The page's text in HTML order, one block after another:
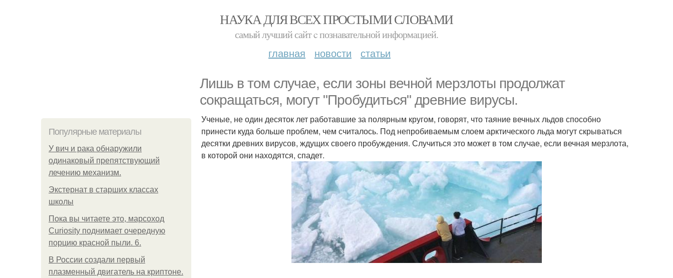
НАУКА ДЛЯ ВСЕХ ПРОСТЫМИ СЛОВАМИ
самый лучший сайт c познавательной информацией.
главная новости статьи
Лишь в том случае, если зоны вечной мерзлоты продолжат
сокращаться, могут "Пробудиться" древние вирусы.
Популярные материалы
У вич и рака обнаружили
одинаковый препятствующий
лечению механизм.
Экстернат в старших классах
школы
Пока вы читаете это, марсоход
Curiosity поднимает очередную
порцию красной пыли. 6.
В России создали первый
плазменный двигатель на криптоне.
Ученые, не один десяток лет работавшие за полярным кругом, говорят, что таяние вечных льдов способно
принести куда больше проблем, чем считалось. Под непробиваемым слоем арктического льда могут скрываться
десятки древних вирусов, ждущих своего пробуждения. Случиться это может в том случае, если вечная мерзлота,
в которой они находятся, спадет.